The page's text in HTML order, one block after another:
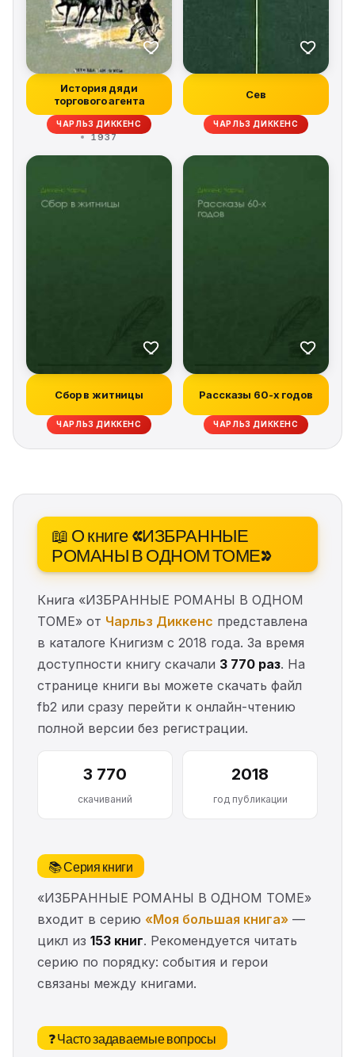
История дяди
торгового агента
ЧАРЛЬЗ ДИККЕНС
1937
Сев
ЧАРЛЬЗ ДИККЕНС
Сбор в житницы
ЧАРЛЬЗ ДИККЕНС
Рассказы 60-х годов
ЧАРЛЬЗ ДИККЕНС
📖 О книге «ИЗБРАННЫЕ
РОМАНЫ В ОДНОМ ТОМЕ»
Книга «ИЗБРАННЫЕ РОМАНЫ В ОДНОМ
ТОМЕ» от Чарльз Диккенс представлена
в каталоге Книгизм с 2018 года. За время
доступности книгу скачали 3 770 раз. На
странице книги вы можете скачать файл
fb2 или сразу перейти к онлайн-чтению
полной версии без регистрации.
3 770
скачиваний
2018
год публикации
📚 Серия книги
«ИЗБРАННЫЕ РОМАНЫ В ОДНОМ ТОМЕ»
входит в серию «Моя большая книга» —
цикл из 153 книг. Рекомендуется читать
серию по порядку: события и герои
связаны между книгами.
❓ Часто задаваемые вопросы